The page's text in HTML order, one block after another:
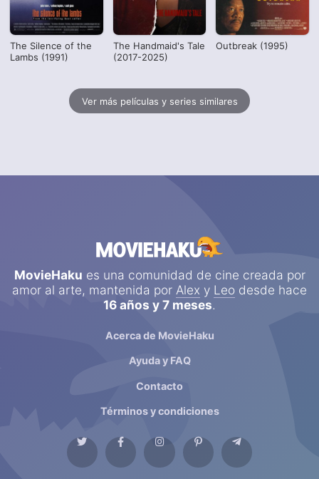
The Silence of the
Lambs (1991)
The Handmaid's Tale
(2017-2025)
Outbreak (1995)
Ver más películas y series similares
MovieHaku es una comunidad de cine creada por
amor al arte, mantenida por Alex y Leo desde hace
16 años y 7 meses.
Acerca de MovieHaku
Ayuda y FAQ
Contacto
Términos y condiciones